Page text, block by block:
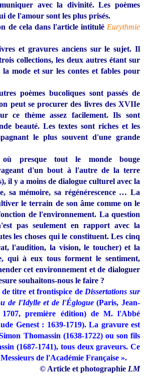
avec la divinité. Les poèmes
de l'amour sont les plus prisés.
de cela dans l'article intitulé Eurythmie
et gravures anciens sur le sujet. Il
collections, les deux autres étant sur
la mode et sur les contes et fables pour
poèmes bucoliques sont passés de
peut se procurer des livres des XVIIe
ce thème assez facilement. Ils sont
beauté. Les textes sont riches et les
le plus souvent d'une grande
presque tout le monde bouge
d'un bout à l'autre de la terre
il y a moins de dialogue culturel avec la
sa mémoire, sa régénérescence … La
le terrain de son âme comme on le
de l'environnement. La question
pas seulement en rapport avec la
les choses qui le constituent. Les cinq
l'audition, la vision, le toucher) et la
qui à eux tous forment le sentiment,
cet environnement et de dialoguer
souhaitons-nous le faire ?
de titre et frontispice de Dissertations sur
de l'Idylle et de l'Églogue(Paris, Jean-
1707, première édition) de M. l'Abbé
Genest : 1639-1719). La gravure est
Thomassin (1638-1722) ou son fils
(1687-1741), tous deux graveurs. Ce
de l'Académie Française ».
© Article et photographie LM